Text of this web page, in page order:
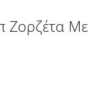
Ζορζέτα Με